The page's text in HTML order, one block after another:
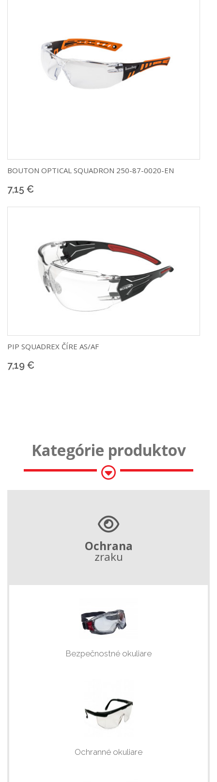
BOUTON OPTICAL SQUADRON 250-87-0020-EN
7,15 €
PIP SQUADREX ČÍRE AS/AF
7,19 €
Kategórie produktov
Ochrana
zraku
Bezpečnostné okuliare
Ochranné okuliare